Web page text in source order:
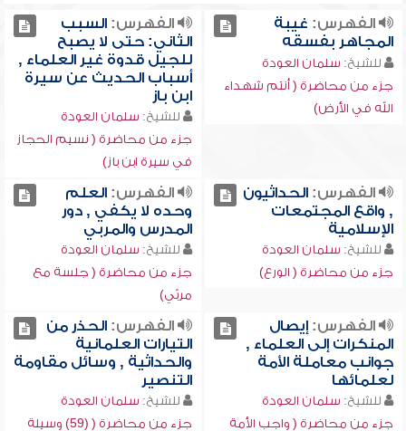
الفهرس: غيبة
المجاهر بفسقه
للشيخ: سلمان العودة
جزء من محاضرة ( أنتم شهداء
الله في الأرض)
الفهرس:السبب
الثاني: حتى لا يصبح
للجيل قدوة غير العلماء ,
أسباب الحديث عن سيرة
ابن باز
للشيخ: سلمان العودة
جزء من محاضرة ( نسيم الحجاز
في سيرة ابن باز)
الفهرس:الحداثيون
, واقع المجتمعات
الإسلامية
للشيخ: سلمان العودة
جزء من محاضرة ( الورع)
الفهرس:العلم
وحده لا يكفي , دور
المدرس والمربي
للشيخ: سلمان العودة
جزء من محاضرة ( جلسة مع
مربّي)
الفهرس:إيصال
المنكرات إلى العلماء ,
جوانب معاملة الأمة
لعلمائها
للشيخ: سلمان العودة
جزء من محاضرة ( واجب الأمة
الفهرس:الحذر من
التيارات العلمانية
والحداثية , وسائل مقاومة
التنصير
للشيخ: سلمان العودة
جزء من محاضرة ( (59) وسيلة